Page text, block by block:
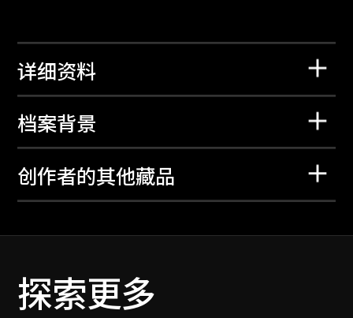
详细资料
档案背景
创作者的其他藏品
探索更多